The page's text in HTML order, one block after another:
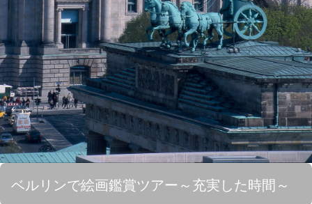
ベルリンで絵画鑑賞ツアー～充実した時間～